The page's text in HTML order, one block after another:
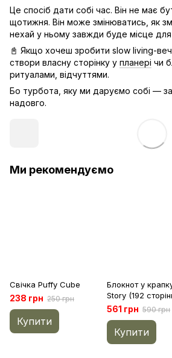
Це спосіб дати собі час. Він не має
щотижня. Він може змінюватись, як
нехай у ньому завжди буде місце
📓 Якщо хочеш зробити slow living-
створи власну сторінку у планері чи
ритуалами, відчуттями.
Бо турбота, яку ми даруємо собі —
надовго.
Ми рекомендуємо
Свічка Puffy Cube
238 грн 250 грн
Купити
Блокнот у
Story (192
561 грн 590 грн
Купити